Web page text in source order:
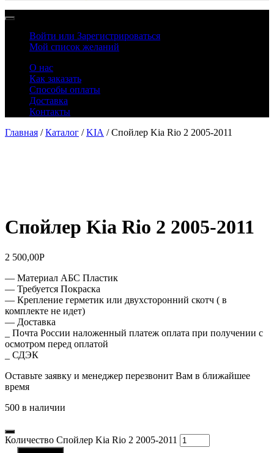
Войти или Зарегистрироваться
Мой список желаний
О нас
Как заказать
Способы оплаты
Доставка
Контакты
Главная /Каталог /KIA / Спойлер Kia Rio 2 2005-2011
Спойлер Kia Rio 2 2005-2011
2 500,00Р
— Материал АБС Пластик
— Требуется Покраска
— Крепление герметик или двухсторонний скотч ( в
комплекте не идет)
— Доставка
_ Почта России наложенный платеж оплата при получении с
осмотром перед оплатой
_ СДЭК
Оставьте заявку и менеджер перезвонит Вам в ближайшее
время
500 в наличии
Количество Спойлер Kia Rio 2 2005-2011